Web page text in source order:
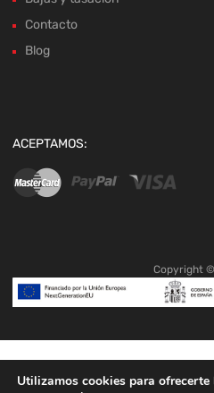
Contacto
Blog
ACEPTAMOS:
Copyright ©
Utilizamos cookies para ofrecerte